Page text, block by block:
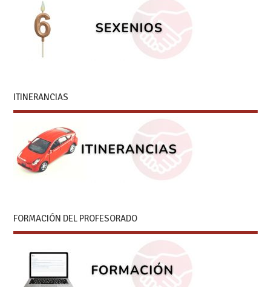
ITINERANCIAS
FORMACIÓN DEL PROFESORADO